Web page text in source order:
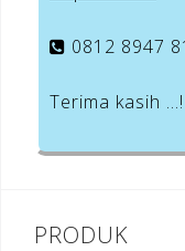
0812 8947
Terima kasih …!
PRODUK